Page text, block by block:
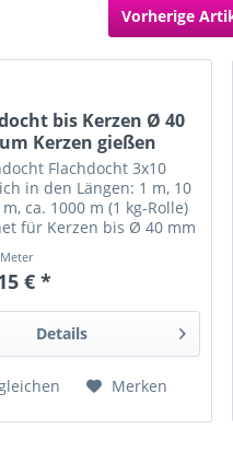
Vorherige
bis Kerzen Ø 40
Kerzen gießen
Flachdocht 3x10
in den Längen: 1 m, 10
ca. 1000 m (1 kg-Rolle)
für Kerzen bis Ø 40 mm
Stearin-
geeignet Für
Kerzen selber gießen
€ *
Details
Merken